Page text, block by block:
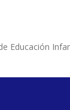
Educación